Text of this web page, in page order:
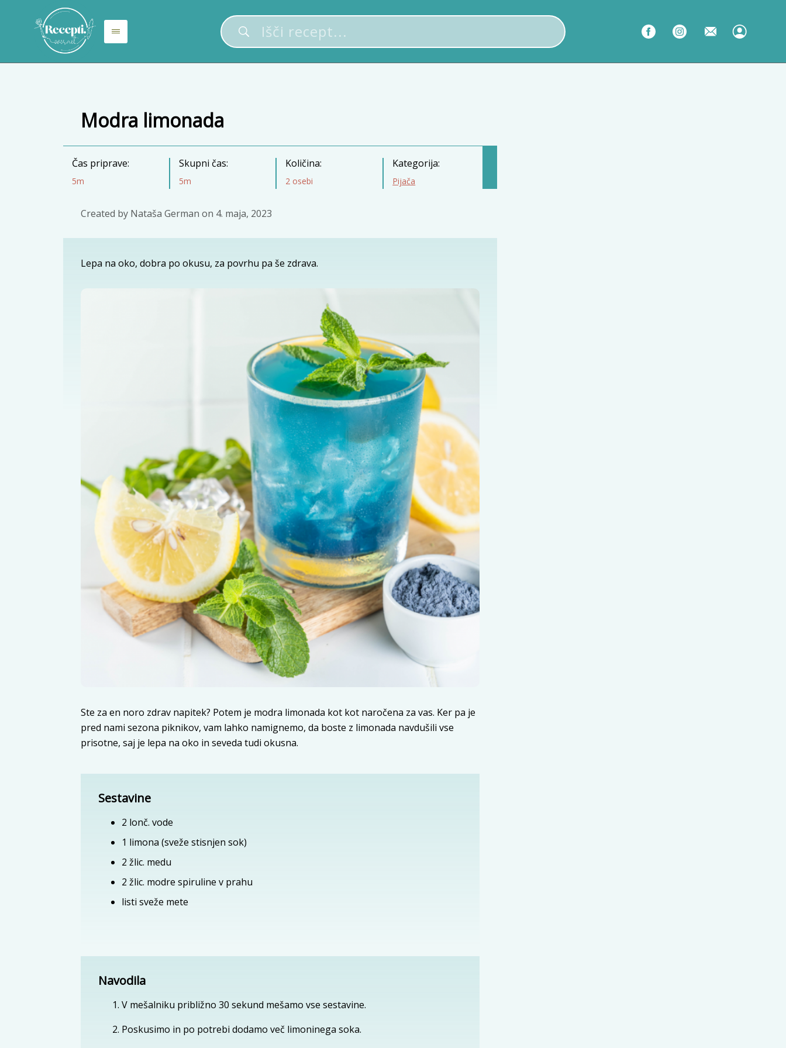
Modra limonada
Čas priprave:
5m
Skupni čas:
5m
Količina:
2 osebi
Kategorija:
Pijača
Created by Nataša German on 4. maja, 2023
Lepa na oko, dobra po okusu, za povrhu pa še zdrava.
Ste za en noro zdrav napitek? Potem je modra limonada kot kot naročena za vas. Ker pa je
pred nami sezona piknikov, vam lahko namignemo, da boste z limonada navdušili vse
prisotne, saj je lepa na oko in seveda tudi okusna.
Sestavine
2 lonč. vode
1 limona (sveže stisnjen sok)
2 žlic. medu
2 žlic. modre spiruline v prahu
listi sveže mete
Navodila
V mešalniku približno 30 sekund mešamo vse sestavine.
Poskusimo in po potrebi dodamo več limoninega soka.